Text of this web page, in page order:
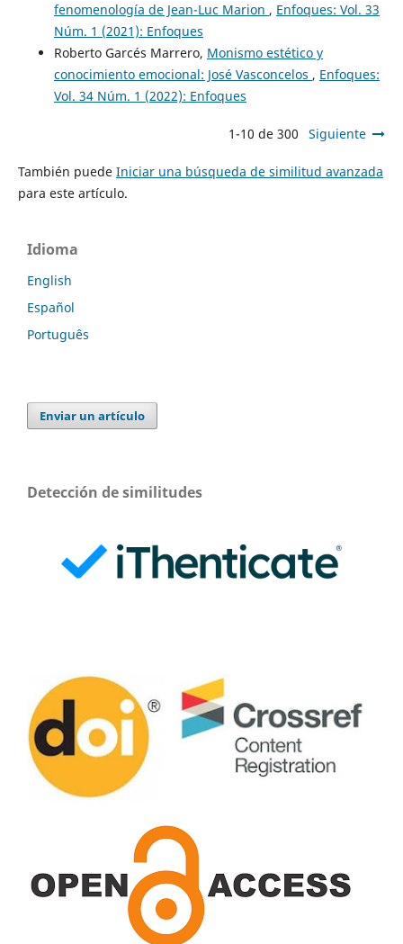
fenomenología de Jean-Luc Marion , Enfoques: Vol. 33
Núm. 1 (2021): Enfoques
Roberto Garcés Marrero, Monismo estético y
conocimiento emocional: José Vasconcelos , Enfoques:
Vol. 34 Núm. 1 (2022): Enfoques
1-10 de 300 Siguiente
También puede Iniciar una búsqueda de similitud avanzada
para este artículo.
Idioma
English
Español
Português
Enviar un artículo
Detección de similitudes